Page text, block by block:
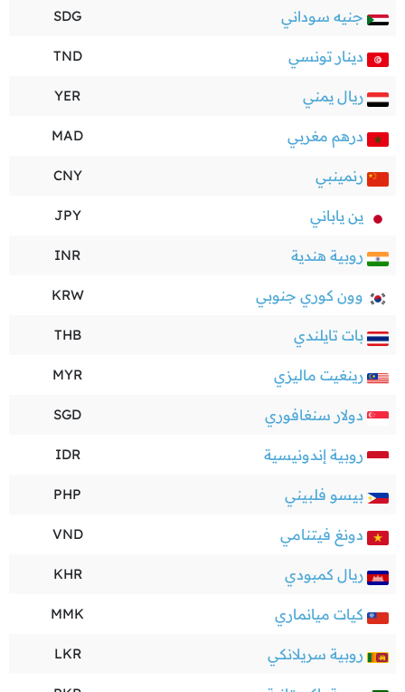
جنيه سوداني SDG
دينار تونسي TND
ريال يمني YER
درهم مغربي MAD
رنمينبي CNY
ين ياباني JPY
روبية هندية INR
وون كوري جنوبي KRW
بات تايلندي THB
رينغيت ماليزي MYR
دولار سنغافوري SGD
روبية إندونيسية IDR
بيسو فلبيني PHP
دونغ فيتنامي VND
ريال كمبودي KHR
كيات ميانماري MMK
روبية سريلانكي LKR